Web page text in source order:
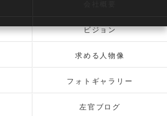
ビジョン
求める人物像
フォトギャラリー
左官ブログ